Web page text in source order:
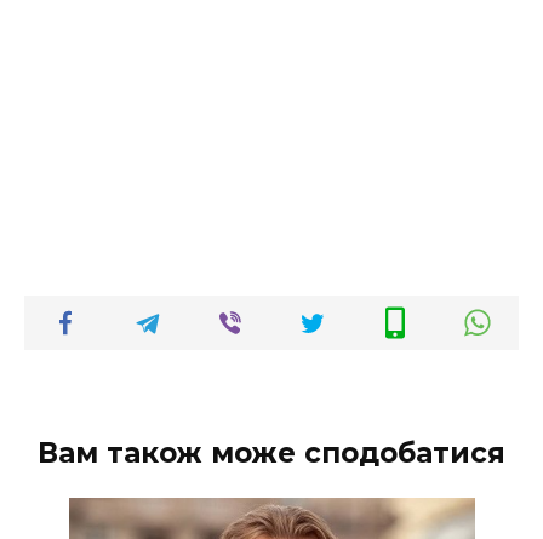
Вам також може сподобатися